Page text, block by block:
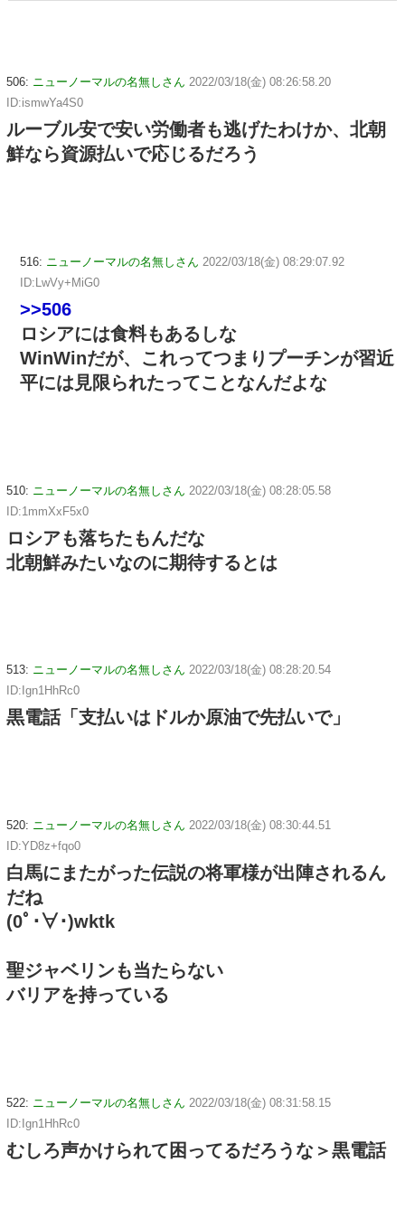
506: ニューノーマルの名無しさん 2022/03/18(金) 08:26:58.20
ID:ismwYa4S0
ルーブル安で安い労働者も逃げたわけか、北朝
鮮なら資源払いで応じるだろう
516: ニューノーマルの名無しさん 2022/03/18(金) 08:29:07.92
ID:LwVy+MiG0
>>506
ロシアには食料もあるしな
WinWinだが、これってつまりプーチンが習近
平には見限られたってことなんだよな
510: ニューノーマルの名無しさん 2022/03/18(金) 08:28:05.58
ID:1mmXxF5x0
ロシアも落ちたもんだな
北朝鮮みたいなのに期待するとは
513: ニューノーマルの名無しさん 2022/03/18(金) 08:28:20.54
ID:Ign1HhRc0
黒電話「支払いはドルか原油で先払いで」
520: ニューノーマルの名無しさん 2022/03/18(金) 08:30:44.51
ID:YD8z+fqo0
白馬にまたがった伝説の将軍様が出陣されるん
だね
(0ﾟ･∀･)wktk
聖ジャベリンも当たらない
バリアを持っている
522: ニューノーマルの名無しさん 2022/03/18(金) 08:31:58.15
ID:Ign1HhRc0
むしろ声かけられて困ってるだろうな＞黒電話